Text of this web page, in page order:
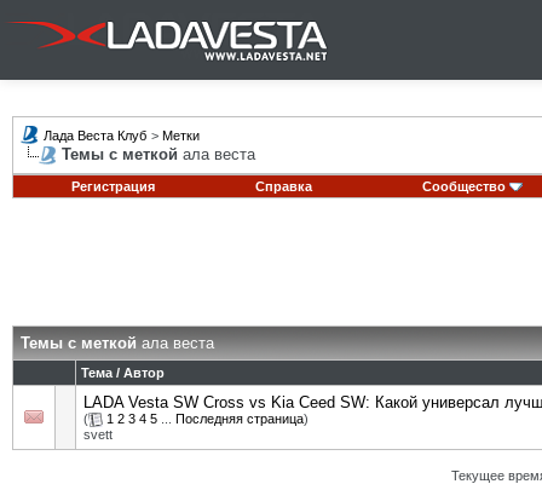
Лада Веста Клуб > Метки
Темы с меткой ала веста
Регистрация Справка Сообщество
Темы с меткойала веста
Тема / Автор
LADA Vesta SW Cross vs Kia Ceed SW: Какой универсал
( 1 2 3 4 5 Последняя страница)
svett
Текущее